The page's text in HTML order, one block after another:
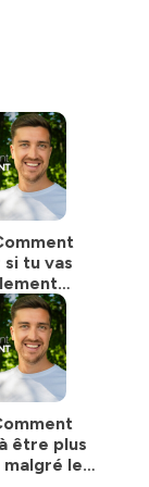
tu vas
tes
être plus
les